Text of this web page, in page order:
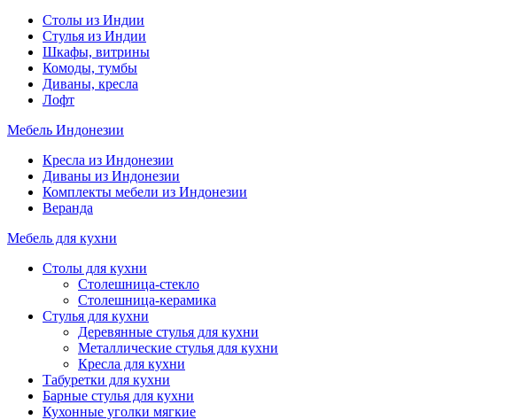
Столы из Индии
Стулья из Индии
Шкафы, витрины
Комоды, тумбы
Диваны, кресла
Лофт
Мебель Индонезии
Кресла из Индонезии
Диваны из Индонезии
Комплекты мебели из Индонезии
Веранда
Мебель для кухни
Столы для кухни
Столешница-стекло
Столешница-керамика
Стулья для кухни
Деревянные стулья для кухни
Металлические стулья для кухни
Кресла для кухни
Табуретки для кухни
Барные стулья для кухни
Кухонные уголки мягкие